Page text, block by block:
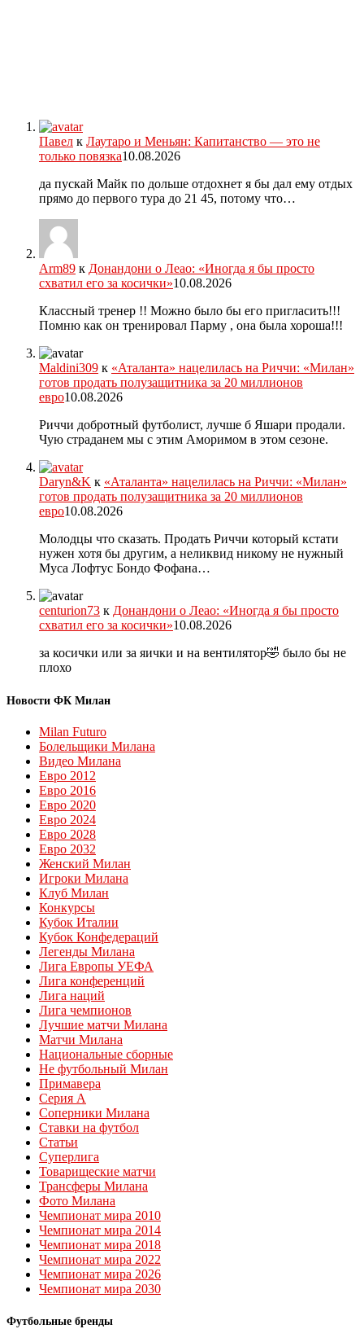
Павел к Лаутаро и Меньян: Капитанство — это не
только повязка10.08.2026
да пускай Майк по дольше отдохнет я бы дал ему отдых
прямо до первого тура до 21 45, потому что…
Arm89 к Донандони о Леао: «Иногда я бы просто
схватил его за косички»10.08.2026
Классный тренер !! Можно было бы его пригласить!!!
Помню как он тренировал Парму , она была хороша!!!
Maldini309 к «Аталанта» нацелилась на Риччи: «Милан»
готов продать полузащитника за 20 миллионов
евро10.08.2026
Риччи добротный футболист, лучше б Яшари продали.
Чую страданем мы с этим Аморимом в этом сезоне.
Daryn&K к «Аталанта» нацелилась на Риччи: «Милан»
готов продать полузащитника за 20 миллионов
евро10.08.2026
Молодцы что сказать. Продать Риччи который кстати
нужен хотя бы другим, а неликвид никому не нужный
Муса Лофтус Бондо Фофана…
centurion73 к Донандони о Леао: «Иногда я бы просто
схватил его за косички»10.08.2026
за косички или за яички и на вентилятор🤣 было бы не
плохо
Новости ФК Милан
Milan Futuro
Болельщики Милана
Видео Милана
Евро 2012
Евро 2016
Евро 2020
Евро 2024
Евро 2028
Евро 2032
Женский Милан
Игроки Милана
Клуб Милан
Конкурсы
Кубок Италии
Кубок Конфедераций
Легенды Милана
Лига Европы УЕФА
Лига конференций
Лига наций
Лига чемпионов
Лучшие матчи Милана
Матчи Милана
Национальные сборные
Не футбольный Милан
Примавера
Серия А
Соперники Милана
Ставки на футбол
Статьи
Суперлига
Товарищеские матчи
Трансферы Милана
Фото Милана
Чемпионат мира 2010
Чемпионат мира 2014
Чемпионат мира 2018
Чемпионат мира 2022
Чемпионат мира 2026
Чемпионат мира 2030
Футбольные бренды